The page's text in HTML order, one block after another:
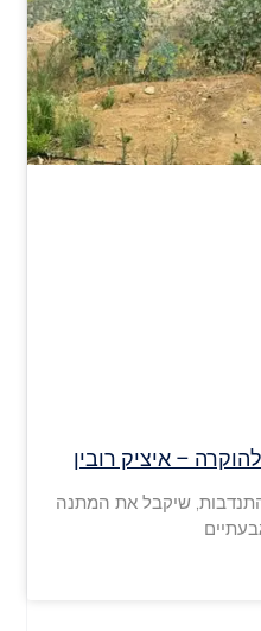
– איציק רובין
שיקבל את המתנה